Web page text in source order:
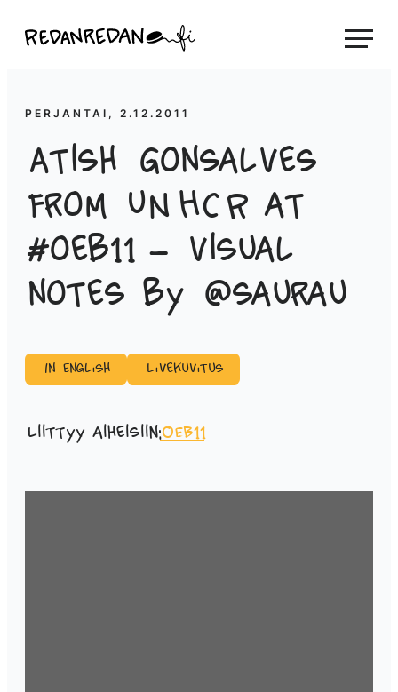
suoraan
Linda Saukko-Rauta, Redanredan Oy
piirrosvideoita
PERJANTAI, 2.12.2011
Atish Gonsalves
from UNHCR at
#oeb11 – visual
notes by @saurau
In English Livekuvitus
Liittyy aiheisiin:OEB11